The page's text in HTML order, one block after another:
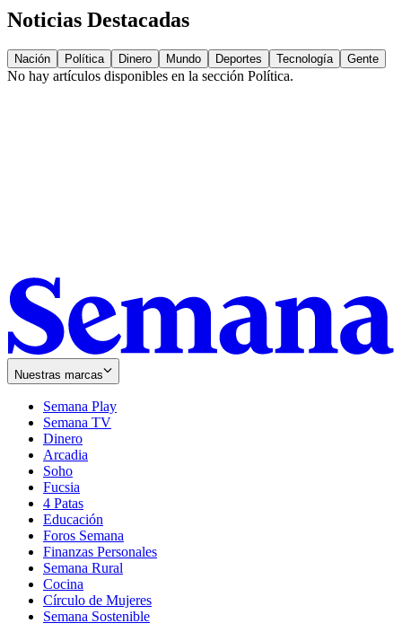
Noticias Destacadas
Nación Política Dinero Mundo Deportes Tecnología Gente
No hay artículos disponibles en la sección Política.
Nuestras marcas
Semana Play
Semana TV
Dinero
Arcadia
Soho
in
new
window
Fucsia
in
new
window
4 Patas
Educación
Foros Semana
Finanzas Personales
Semana Rural
Cocina
Círculo de Mujeres
Semana Sostenible